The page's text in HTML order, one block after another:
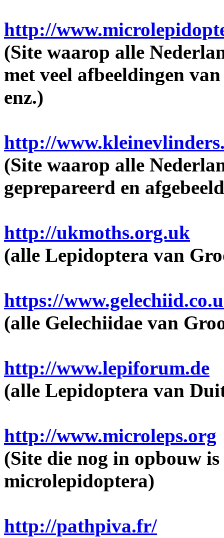
http://
(Site waarop alle
met veel afbeeldingen
enz.)
http://
(Site waarop alle
geprepareerd en
http://ukmoths.org.uk
(alle Lepidoptera van
https://
(alle Gelechiidae van
http://www.lepiforum.de
(alle Lepidoptera van
http://www.microleps.org
(Site die nog in opbouw
microlepidoptera)
http://pathpiva.fr/